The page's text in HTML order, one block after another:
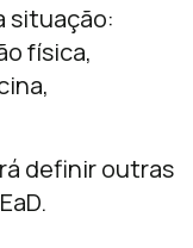
situação:
física,
definir outras